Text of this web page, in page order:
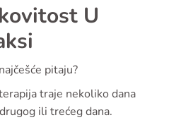
U
pitaju?
traje nekoliko dana
ili trećeg dana.